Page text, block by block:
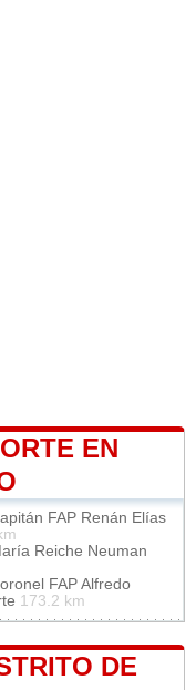
EN
FAP Renán Elías
Reiche Neuman
FAP Alfredo
173.2 km
DE